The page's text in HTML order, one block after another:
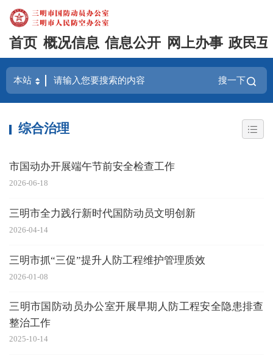
首页 概况信息 信息公开 网上办事 政民
搜一下
综合治理
市国动办开展端午节前安全检查工作
2026-06-18
三明市全力践行新时代国防动员文明创新
2026-04-14
三明市抓“三促”提升人防工程维护管理质效
2026-01-08
三明市国防动员办公室开展早期人防工程安全隐患排查
整治工作
2025-10-14